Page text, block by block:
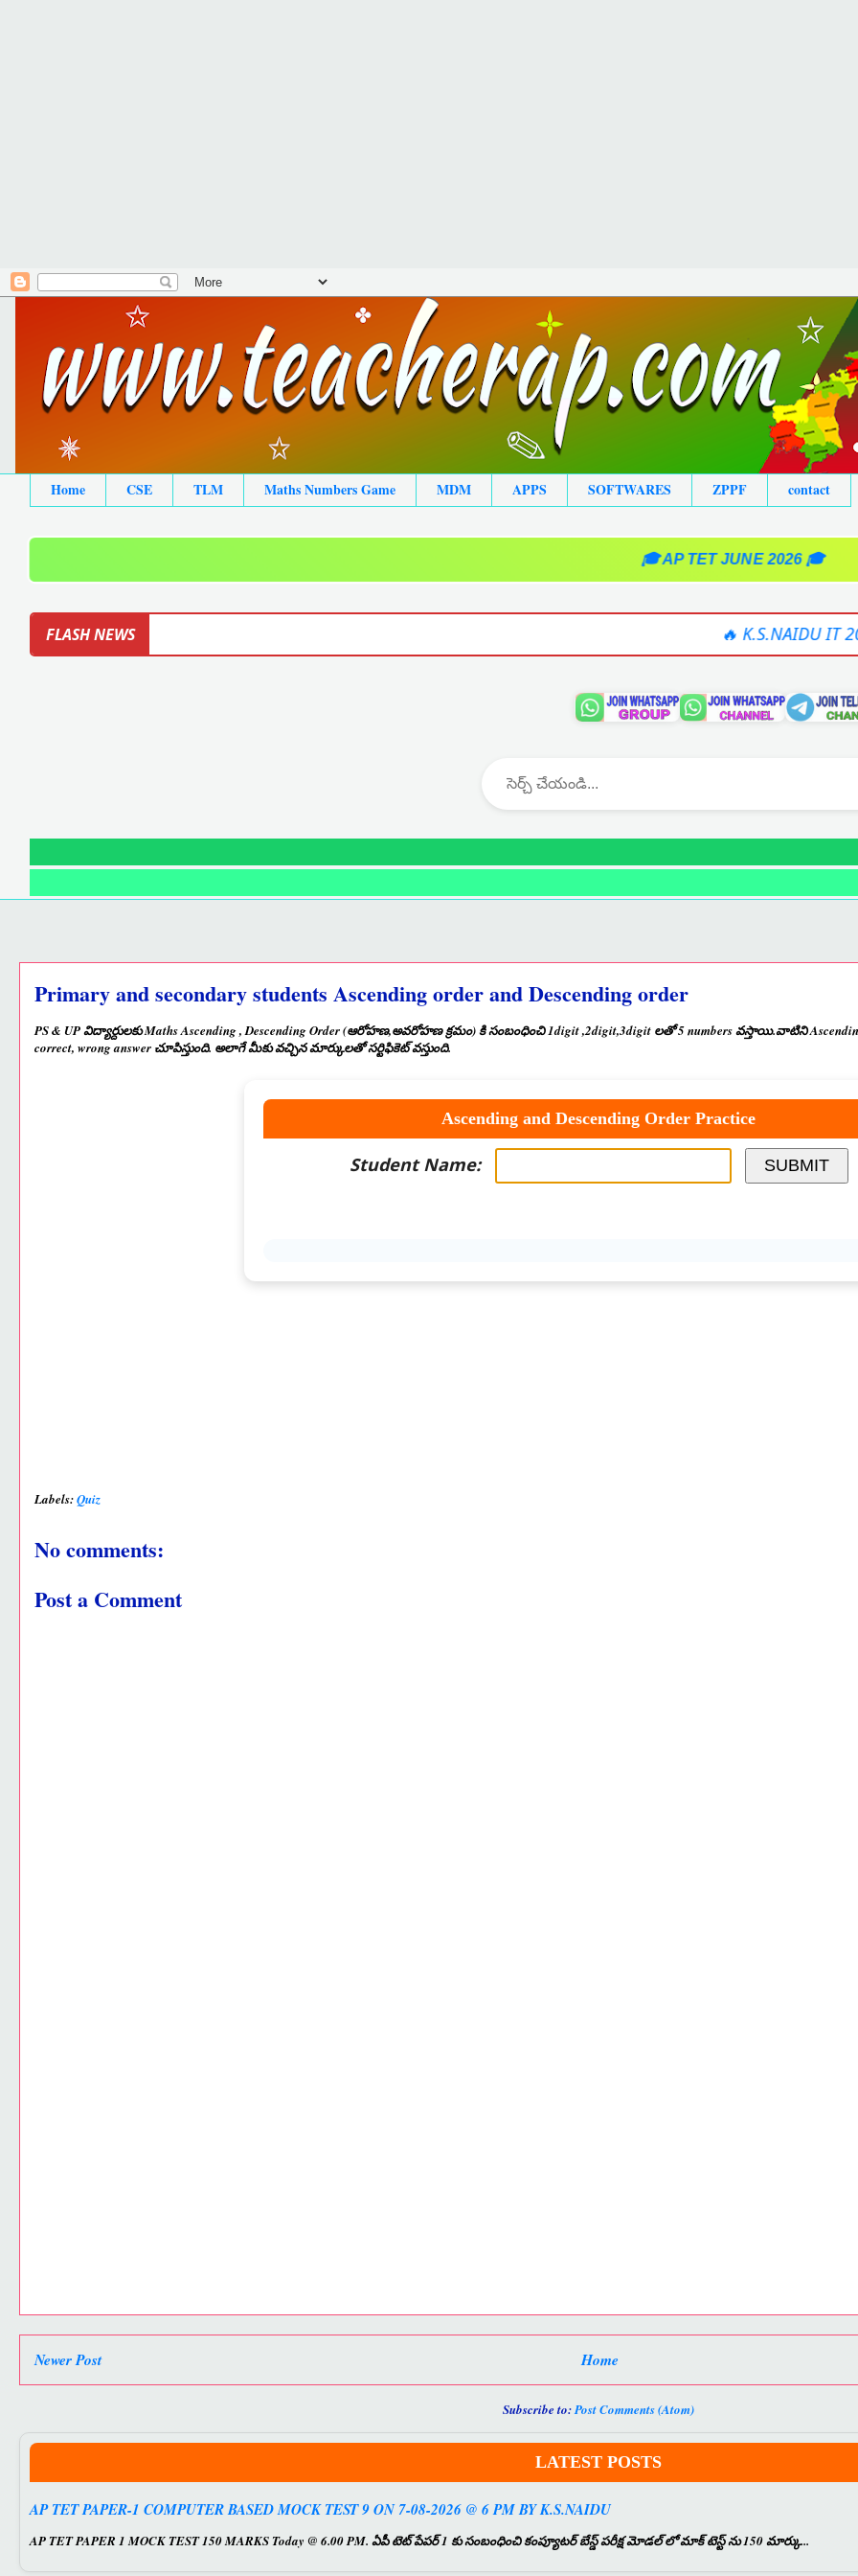
Home CSE TLM Maths Numbers Game MDM APPS SOFTWARES ZPPF contact
🎓 AP TET JUNE 2026 🎓
FLASH NEWS 🔥 K.S.NAIDU IT 2025-26
Primary and secondary students Ascending order and Descending order
PS & UP విద్యార్దులకు Maths Ascending , Descending Order (ఆరోహణ,అవరోహణ క్రమం) కి సంబంధించి 1digit ,2digit,3digit లతో 5 numbers వస్తాయి.వాటిని
correct, wrong answer చూపిస్తుంది. అలాగే మీకు వచ్చిన మార్కులతో సర్టిఫికెట్ వస్తుంది.
Ascending and Descending Order Practice
Student Name: SUBMIT
Labels:Quiz
No comments:
Post a Comment
Newer Post Home
Subscribe to:Post Comments (Atom)
LATEST POSTS
AP TET PAPER-1 COMPUTER BASED MOCK TEST 9 ON 7-08-2026 @ 6 PM BY K.S.NAIDU
AP TET PAPER 1 MOCK TEST 150 MARKS Today @ 6.00 PM. ఏపీ టెట్ పేపర్ 1 కు సంబంధించి కంప్యూటర్ బేస్డ్ పరీక్ష మోడల్ లో మాక్ టెస్ట్ ను 150 మార్కు...